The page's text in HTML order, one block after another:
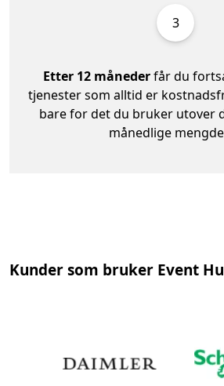
3
Etter 12 månederfår du
tjenester som alltid er
bare for det du bruker utover
månedlige
Kunder som bruker Event